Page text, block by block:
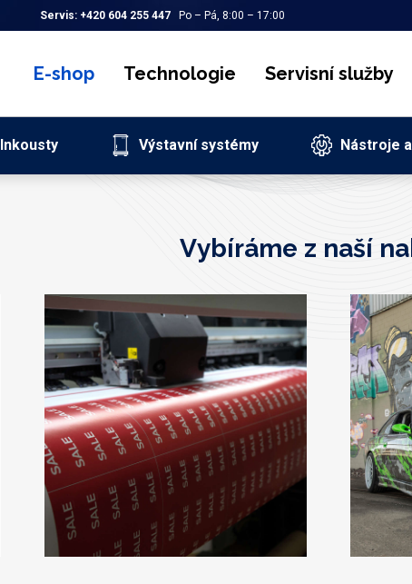
Servis: +420 604 255 447 Po – Pá, 8:00 – 17:00
E-shop Technologie Servisní služby
Inkousty Výstavní systémy Nástroje
Vybíráme z naší